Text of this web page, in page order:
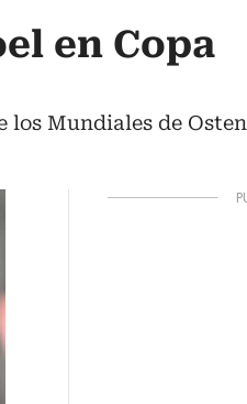
en Copa
los Mundiales de